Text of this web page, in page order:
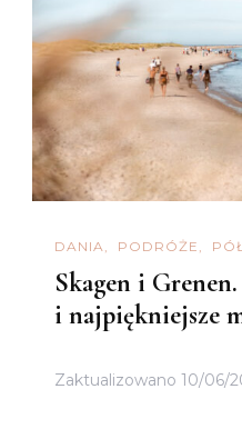
DANIA PODRÓŻE
Skagen i
i najpiękniejsze
Zaktualizowano 10/06/